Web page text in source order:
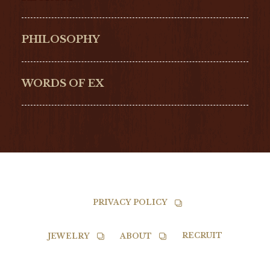
NORQAIN
PHILOSOPHY
WORDS OF EX
PRIVACY POLICY
JEWELRY ABOUT RECRUIT